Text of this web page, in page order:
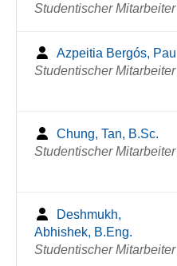
Studentischer Mitarbeiter
Azpeitia Bergós, Pau
Studentischer Mitarbeiter
Chung, Tan, B.Sc.
Studentischer Mitarbeiter
Deshmukh,
Abhishek, B.Eng.
Studentischer Mitarbeiter